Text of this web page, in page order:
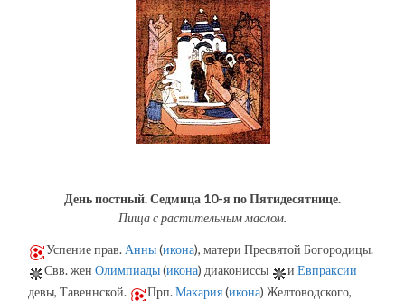
День постный.Седмица 10-я по Пятидесятнице.
Пища с растительным маслом.
Успение прав. Анны(икона), матери Пресвятой Богородицы.
Свв. жен Олимпиады(икона) диакониссы и Евпраксии
девы, Тавеннской.
Прп.Макария(икона) Желтоводского,